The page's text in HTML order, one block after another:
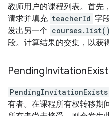
教师用户的课程列表。首先
请求并填充 teacherId 字
发出另一个 courses.list()
段。计算结果的交集，以获
PendingInvitation
PendingInvitationExists
有者。在课程所有权转移期